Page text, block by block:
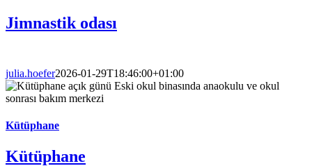
Jimnastik odası
julia.hoefer2026-01-29T18:46:00+01:00
Kütüphane
Kütüphane